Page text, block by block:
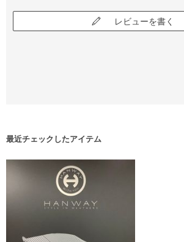
レビューを書く
最近チェックしたアイテム